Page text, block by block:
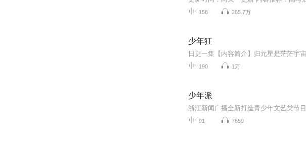
158 265.7万
少年狂
190 1万
少年派
91 7659